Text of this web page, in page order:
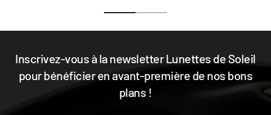
Inscrivez-vous à la newsletter Lunettes de Soleil
pour bénéficier en avant-première de nos bons
plans !